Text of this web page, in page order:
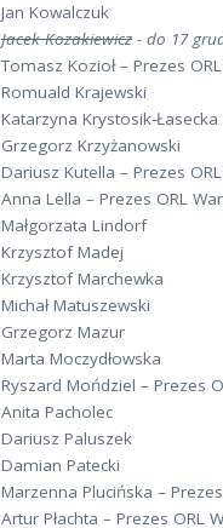
Jan Kowalczuk
Jacek Kozakiewicz - do 17
Tomasz Kozioł – Prezes
Romuald Krajewski
Katarzyna Krystosik-
Grzegorz Krzyżanowski
Dariusz Kutella – Prezes
Anna Lella – Prezes ORL
Małgorzata Lindorf
Krzysztof Madej
Krzysztof Marchewka
Michał Matuszewski
Grzegorz Mazur
Marta Moczydłowska
Ryszard Mońdziel – Prezes
Anita Pacholec
Dariusz Paluszek
Damian Patecki
Marzenna Plucińska –
Artur Płachta – Prezes ORL